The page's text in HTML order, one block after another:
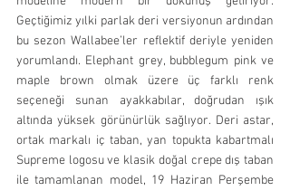
Geçtiğimiz yılki parlak deri versiyonun ardından
bu sezon Wallabee’ler reflektif deriyle yeniden
yorumlandı. Elephant grey, bubblegum pink ve
maple brown olmak üzere üç farklı renk
seçeneği sunan ayakkabılar, doğrudan ışık
altında yüksek görünürlük sağlıyor. Deri astar,
ortak markalı iç taban, yan topukta kabartmalı
Supreme logosu ve klasik doğal crepe dış taban
ile tamamlanan model, 19 Haziran Perşembe